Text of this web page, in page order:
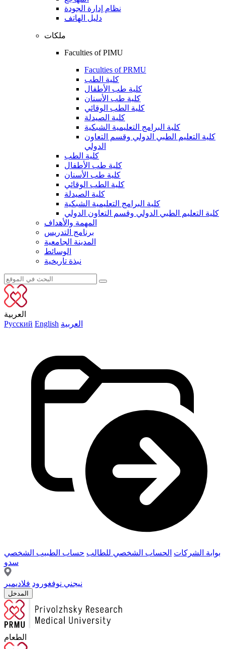
نظام إدارة الجودة
دليل الهاتف
ملكات
Faculties of PIMU
Faculties of PRMU
كلية الطب
كلية طب الأطفال
كلية طب الأسنان
كلية الطب الوقائي
كلية الصيدلة
كلية البرامج التعليمية الشبكية
كلية التعليم الطبي الدولي وقسم التعاون
الدولي
كلية الطب
كلية طب الأطفال
كلية طب الأسنان
كلية الطب الوقائي
كلية الصيدلة
كلية البرامج التعليمية الشبكية
كلية التعليم الطبي الدولي وقسم التعاون الدولي
المهمة والأهداف
برنامج التدريس
المدينة الجامعية
الوسائط
نبذة تاريخية
العربية
Русский English العربية
بوابة الشركات الحساب الشخصي للطالب حساب الطبيب الشخصي
سدو
نيجني نوفغورود فلاديمير
المدخل
الطعام